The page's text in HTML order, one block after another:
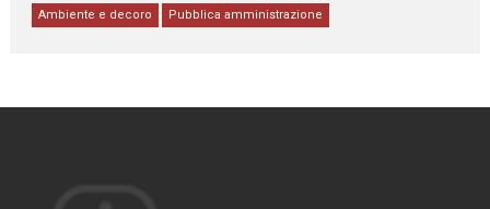
Ambiente e decoro Pubblica amministrazione